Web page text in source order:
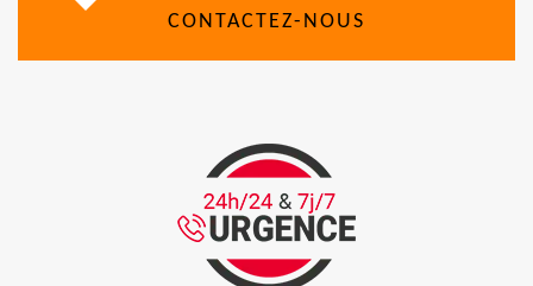
CONTACTEZ-NOUS